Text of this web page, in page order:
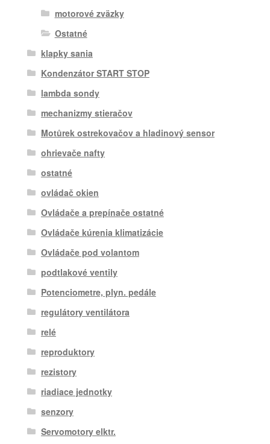
motorové zväzky
Ostatné
klapky sania
Kondenzátor START STOP
lambda sondy
mechanizmy stieračov
Motůrek ostrekovačov a hladinový sensor
ohrievače nafty
ostatné
ovládač okien
Ovládače a prepínače ostatné
Ovládače kúrenia klimatizácie
Ovládače pod volantom
podtlakové ventily
Potenciometre, plyn. pedále
regulátory ventilátora
relé
reproduktory
rezistory
riadiace jednotky
senzory
Servomotory elktr.